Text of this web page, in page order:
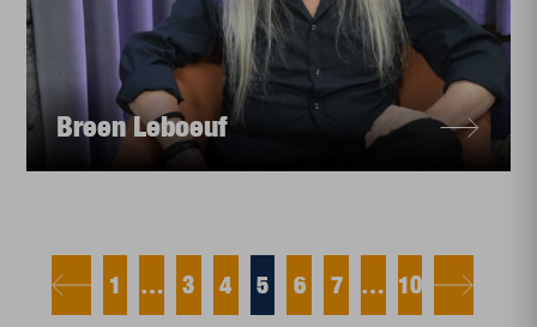
Breen Leboeuf
1 … 3 4 5 6 7 … 10